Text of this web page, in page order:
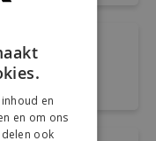
Maps
en
en om ons
ook